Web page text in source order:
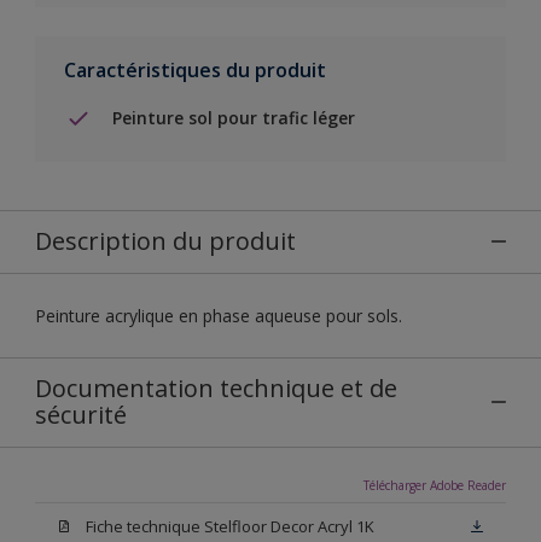
Caractéristiques du produit
Peinture sol pour trafic léger
Description du produit
Peinture acrylique en phase aqueuse pour sols.
Documentation technique et de
sécurité
Télécharger Adobe Reader
Fiche technique Stelfloor Decor Acryl 1K